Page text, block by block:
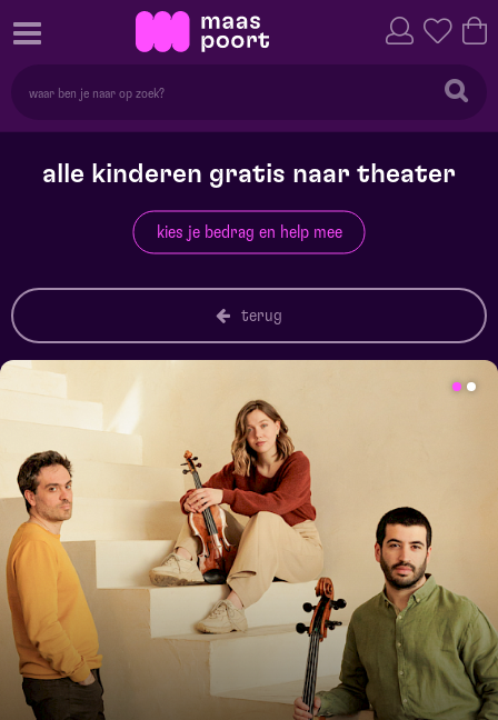
alle kinderen gratis naar theater
kies je bedrag en help mee
terug